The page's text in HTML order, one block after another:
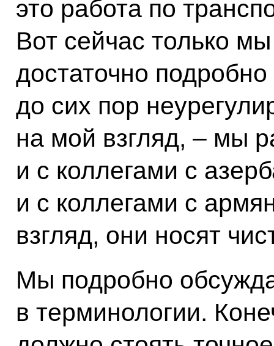
это работа по
Вот сейчас только
достаточно
до сих пор
на мой взгляд, – мы
и с коллегами с
и с коллегами с
взгляд, они носят
Мы подробно
в терминологии.